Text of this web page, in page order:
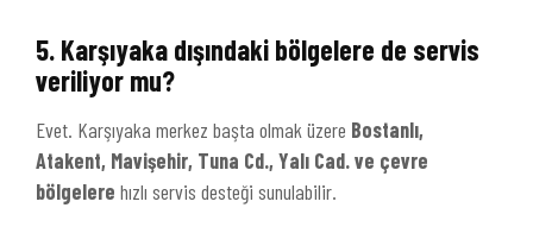
5. Karşıyaka dışındaki bölgelere de servis
veriliyor mu?
Evet. Karşıyaka merkez başta olmak üzere Bostanlı,
Atakent, Mavişehir, Tuna Cd., Yalı Cad. ve çevre
bölgelere hızlı servis desteği sunulabilir.